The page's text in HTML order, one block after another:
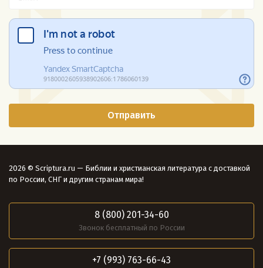
2026 © Scriptura.ru — Библии и христианская литература с доставкой
по России, СНГ и другим странам мира!
8 (800) 201-34-60
Звонок бесплатный по России
+7 (993) 763-66-43